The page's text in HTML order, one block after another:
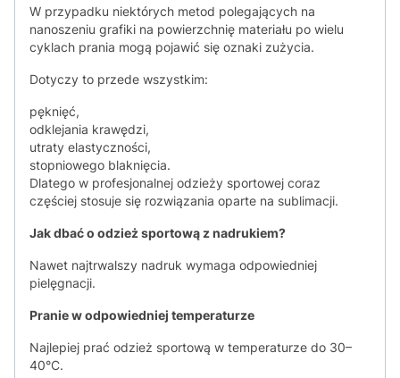
W przypadku niektórych metod polegających na
nanoszeniu grafiki na powierzchnię materiału po wielu
cyklach prania mogą pojawić się oznaki zużycia.
Dotyczy to przede wszystkim:
pęknięć,
odklejania krawędzi,
utraty elastyczności,
stopniowego blaknięcia.
Dlatego w profesjonalnej odzieży sportowej coraz
częściej stosuje się rozwiązania oparte na sublimacji.
Jak dbać o odzież sportową z nadrukiem?
Nawet najtrwalszy nadruk wymaga odpowiedniej
pielęgnacji.
Pranie w odpowiedniej temperaturze
Najlepiej prać odzież sportową w temperaturze do 30–
40°C.